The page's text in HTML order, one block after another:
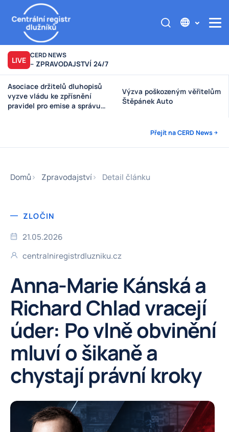
LIVE CERD NEWS
– ZPRAVODAJSTVÍ 24/7
Asociace držitelů dluhopisů
vyzve vládu ke zpřísnění
pravidel pro emise a správu
Výzva poškozeným věřitelům
Štěpánek Auto
Přejít na CERD News
Domů Zpravodajství Detail článku
ZLOČIN
21.05.2026
centralniregistrdluzniku.cz
Anna-Marie Kánská a
Richard Chlad vracejí
úder: Po vlně obvinění
mluví o šikaně a
chystají právní kroky